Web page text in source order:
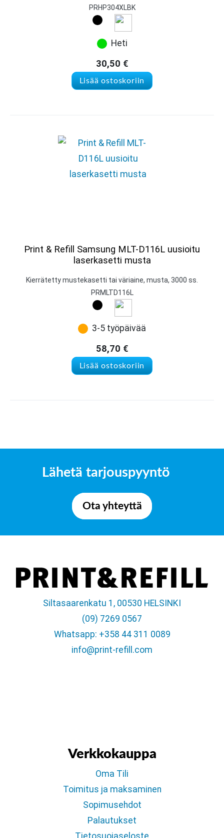
PRHP304XLBK
Heti
30,50 €
Lisää ostoskoriin
Print & Refill Samsung MLT-D116L uusioitu
laserkasetti musta
Kierrätetty mustekasetti tai väriaine, musta, 3000 ss.
PRMLTD116L
3-5 työpäivää
58,70 €
Lisää ostoskoriin
Lähetä tarjouspyyntö
Ota yhteyttä
Siltasaarenkatu 1, 00530 HELSINKI
(09) 7269 0567
Whatsapp: +358 44 311 0089
info@print-refill.com
Verkkokauppa
Oma Tili
Toimitus ja maksaminen
Sopimusehdot
Palautukset